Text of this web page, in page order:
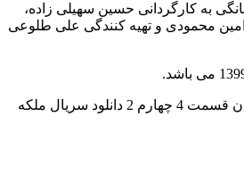
به کارگردانی حسین سهیلی زاده،
محمودی و تهیه کنندگی علی طلوعی